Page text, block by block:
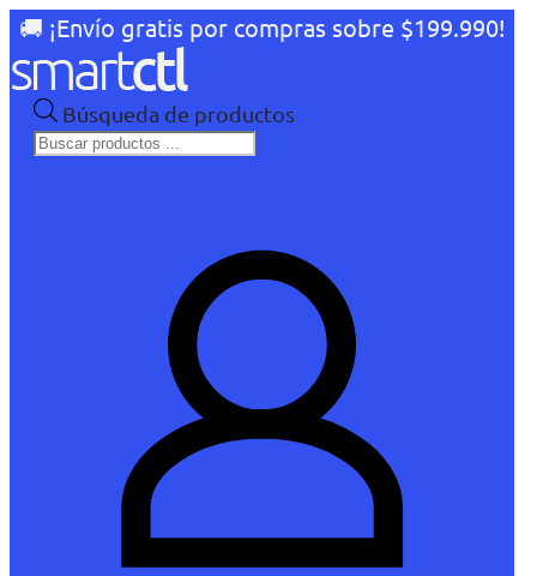
🚚 ¡Envío gratis por compras sobre $199.990!
Búsqueda de productos